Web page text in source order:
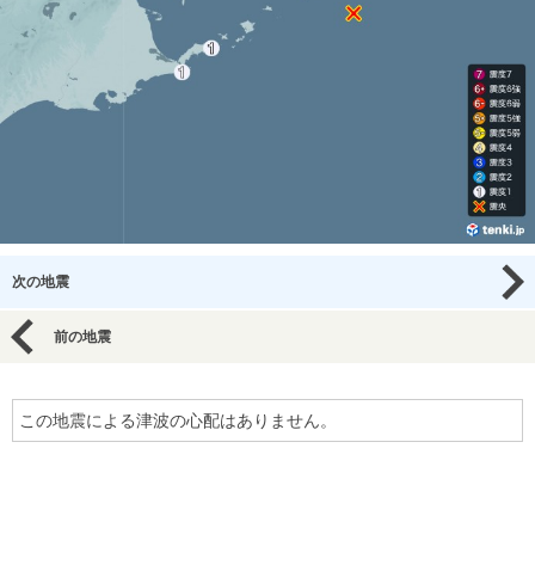
次の地震
前の地震
この地震による津波の心配はありません。